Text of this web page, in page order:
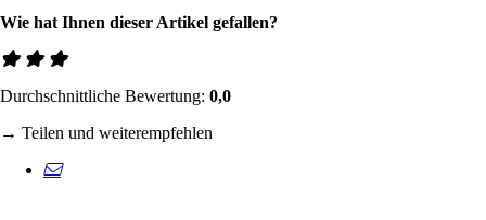
Wie hat Ihnen dieser Artikel gefallen?
Durchschnittliche Bewertung: 0,0
→ Teilen und weiterempfehlen